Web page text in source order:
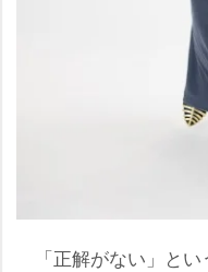
「正解がない」とい